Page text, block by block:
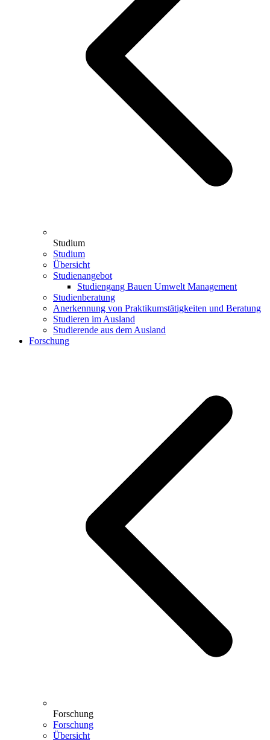
Studium
Studium
Übersicht
Studienangebot
Studiengang Bauen Umwelt Management
Studienberatung
Anerkennung von Praktikumstätigkeiten und Beratung
Studieren im Ausland
Studierende aus dem Ausland
Forschung
Forschung
Forschung
Übersicht